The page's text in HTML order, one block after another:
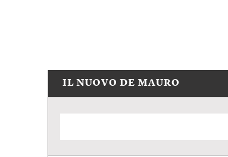
IL NUOVO DE MAURO